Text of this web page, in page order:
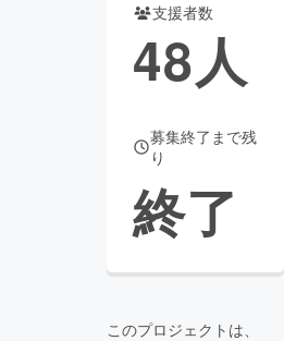
支援者数
48人
募集終了まで残
り
終了
このプロジェクトは、